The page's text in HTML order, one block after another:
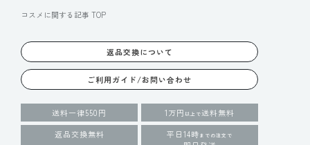
コスメに関する記事 TOP
返品交換について
ご利用ガイド/お問い合わせ
送料一律550円 1万円 以上で送料無料
返品交換無料
平日14時 までの注文で